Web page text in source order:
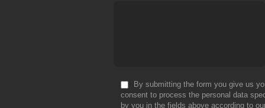
By submitting the form you give us
consent to process the personal data
by you in the fields above according to